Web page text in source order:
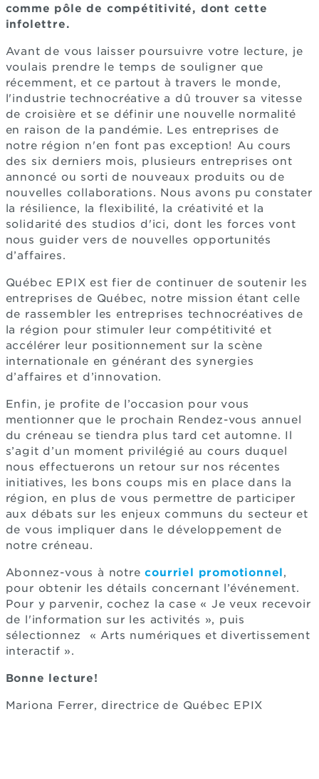
comme pôle de compétitivité, dont cette
infolettre.
Avant de vous laisser poursuivre votre lecture, je
voulais prendre le temps de souligner que
récemment, et ce partout à travers le monde,
l'industrie technocréative a dû trouver sa vitesse
de croisière et se définir une nouvelle normalité
en raison de la pandémie. Les entreprises de
notre région n'en font pas exception! Au cours
des six derniers mois, plusieurs entreprises ont
annoncé ou sorti de nouveaux produits ou de
nouvelles collaborations. Nous avons pu constater
la résilience, la flexibilité, la créativité et la
solidarité des studios d'ici, dont les forces vont
nous guider vers de nouvelles opportunités
d’affaires.
Québec EPIX est fier de continuer de soutenir les
entreprises de Québec, notre mission étant celle
de rassembler les entreprises technocréatives de
la région pour stimuler leur compétitivité et
accélérer leur positionnement sur la scène
internationale en générant des synergies
d’affaires et d’innovation.
Enfin, je profite de l’occasion pour vous
mentionner que le prochain Rendez-vous annuel
du créneau se tiendra plus tard cet automne. Il
s’agit d’un moment privilégié au cours duquel
nous effectuerons un retour sur nos récentes
initiatives, les bons coups mis en place dans la
région, en plus de vous permettre de participer
aux débats sur les enjeux communs du secteur et
de vous impliquer dans le développement de
notre créneau.
Abonnez-vous à notrecourriel promotionnel,
pour obtenir les détails concernant l’événement.
Pour y parvenir, cochez la case « Je veux recevoir
de l'information sur les activités », puis
sélectionnez « Arts numériques et divertissement
interactif ».
Bonne lecture!
Mariona Ferrer, directrice de Québec EPIX